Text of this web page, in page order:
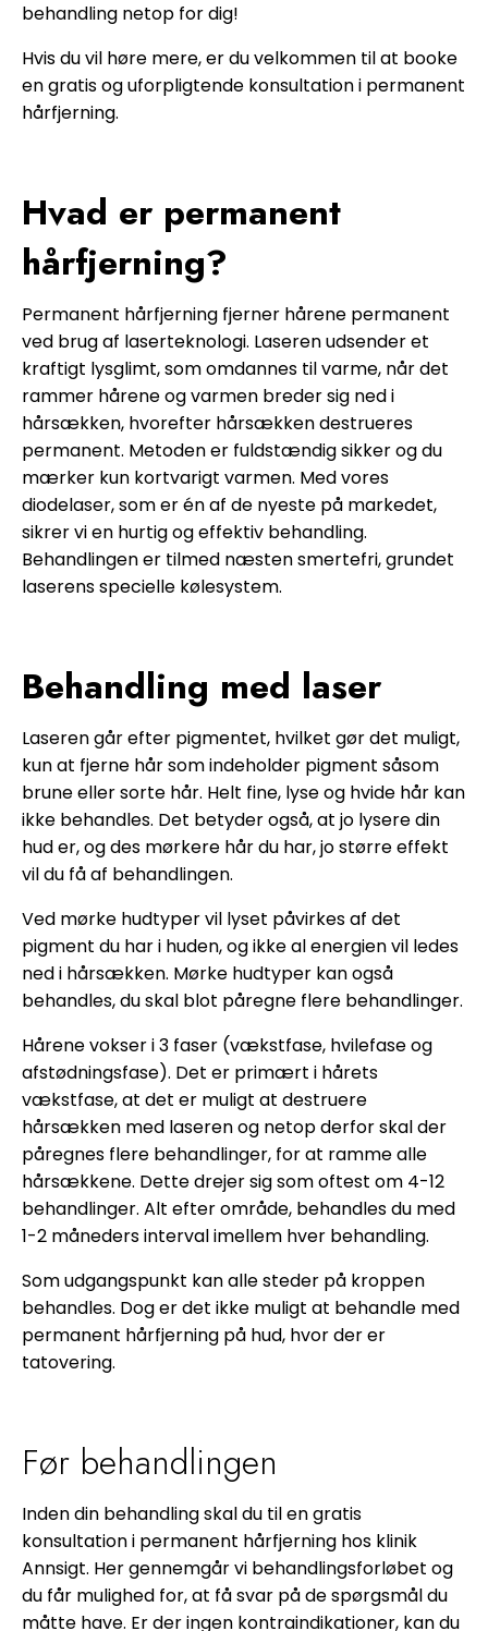
behandling netop for dig!
Hvis du vil høre mere, er du velkommen til at booke
en gratis og uforpligtende konsultation i permanent
hårfjerning.
Hvad er permanent
hårfjerning?
Permanent hårfjerning fjerner hårene permanent
ved brug af laserteknologi. Laseren udsender et
kraftigt lysglimt, som omdannes til varme, når det
rammer hårene og varmen breder sig ned i
hårsækken, hvorefter hårsækken destrueres
permanent. Metoden er fuldstændig sikker og du
mærker kun kortvarigt varmen. Med vores
diodelaser, som er én af de nyeste på markedet,
sikrer vi en hurtig og effektiv behandling.
Behandlingen er tilmed næsten smertefri, grundet
laserens specielle kølesystem.
Behandling med laser
Laseren går efter pigmentet, hvilket gør det muligt,
kun at fjerne hår som indeholder pigment såsom
brune eller sorte hår. Helt fine, lyse og hvide hår kan
ikke behandles. Det betyder også, at jo lysere din
hud er, og des mørkere hår du har, jo større effekt
vil du få af behandlingen.
Ved mørke hudtyper vil lyset påvirkes af det
pigment du har i huden, og ikke al energien vil ledes
ned i hårsækken. Mørke hudtyper kan også
behandles, du skal blot påregne flere behandlinger.
Hårene vokser i 3 faser (vækstfase, hvilefase og
afstødningsfase). Det er primært i hårets
vækstfase, at det er muligt at destruere
hårsækken med laseren og netop derfor skal der
påregnes flere behandlinger, for at ramme alle
hårsækkene. Dette drejer sig som oftest om 4-12
behandlinger. Alt efter område, behandles du med
1-2 måneders interval imellem hver behandling.
Som udgangspunkt kan alle steder på kroppen
behandles. Dog er det ikke muligt at behandle med
permanent hårfjerning på hud, hvor der er
tatovering.
Før behandlingen
Inden din behandling skal du til en gratis
konsultation i permanent hårfjerning hos klinik
Annsigt. Her gennemgår vi behandlingsforløbet og
du får mulighed for, at få svar på de spørgsmål du
måtte have. Er der ingen kontraindikationer, kan du